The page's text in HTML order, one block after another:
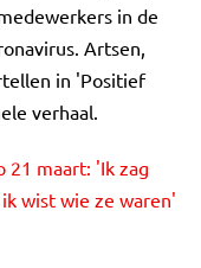
in de
Artsen,
in 'Positief
verhaal.
21 maart: 'Ik zag
wist wie ze waren'